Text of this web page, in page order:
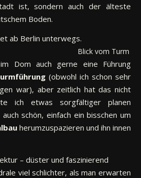
ist, sondern auch der älteste
Boden.
Blick vom Turm
Dom auch gerne eine Führung
(obwohl ich schon sehr
war), aber zeitlich hat das nicht
ich etwas sorgfältiger planen
schön, einfach ein bisschen um
herumzuspazieren und ihn innen
– düster und faszinierend
viel schlichter, als man erwarten